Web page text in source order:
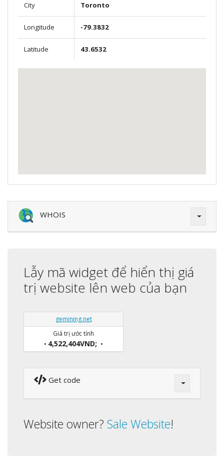
City Toronto
Longitude -79.3832
Latitude 43.6532
WHOIS
Lẫy mã widget để hiển thị giá
trị website lên web của bạn
gemining.net
Giá trị ước tính
• 4,522,404VND; •
Get code
Website owner? Sale Website!